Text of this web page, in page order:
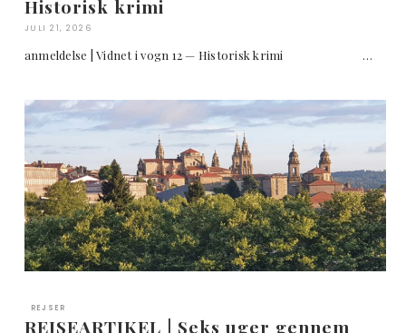
Historisk krimi
JULI 21, 2026
anmeldelse | Vidnet i vogn 12 — Historisk krimi …
REJSER
REJSEARTIKEL | Seks uger gennem